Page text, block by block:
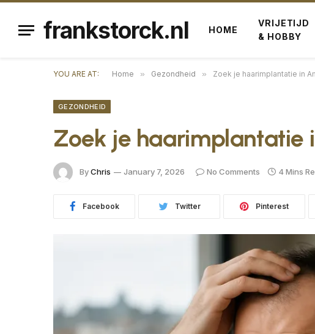
frankstorck.nl HOME
VRIJETIJD
& HOBBY
YOU ARE AT: Home » Gezondheid » Zoek je haarimplantatie in
GEZONDHEID
Zoek je haarimplantatie
ByChris January 7, 2026 No Comments 4 Mins
Facebook Twitter Pinterest